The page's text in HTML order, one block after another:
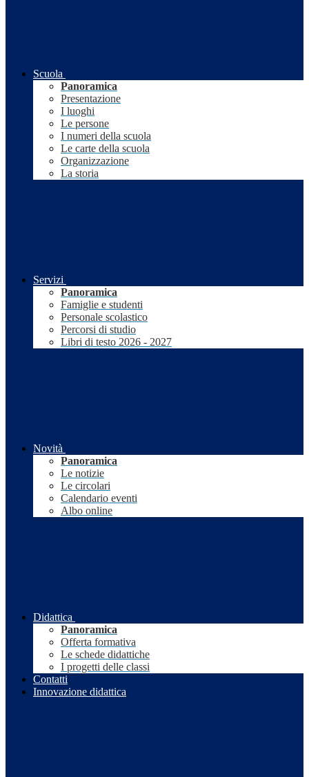
Scuola
Panoramica
Presentazione
I luoghi
Le persone
I numeri della scuola
Le carte della scuola
Organizzazione
La storia
Servizi
Panoramica
Famiglie e studenti
Personale scolastico
Percorsi di studio
Libri di testo 2026 - 2027
Novità
Panoramica
Le notizie
Le circolari
Calendario eventi
Albo online
Didattica
Panoramica
Offerta formativa
Le schede didattiche
I progetti delle classi
Contatti
Innovazione didattica